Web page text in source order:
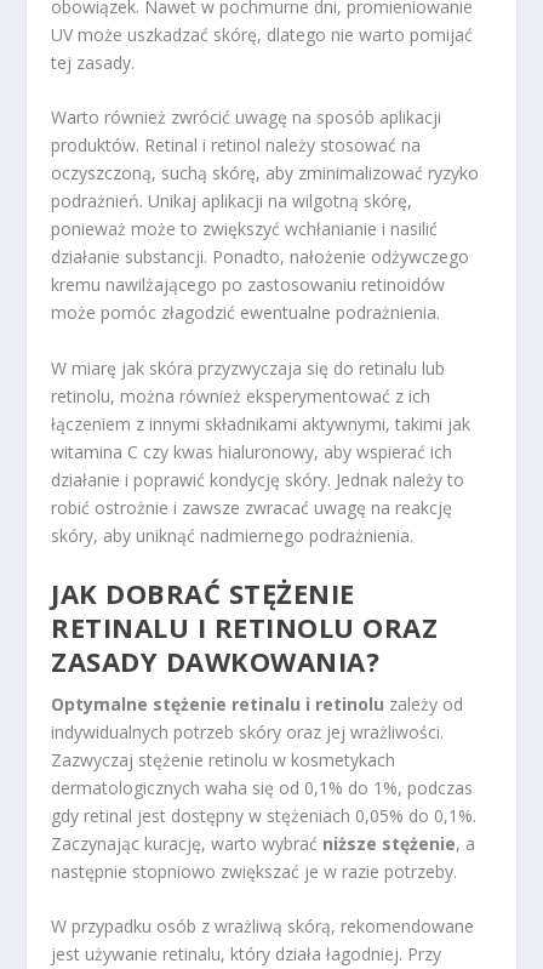
obowiązek. Nawet w pochmurne dni, promieniowanie
UV może uszkadzać skórę, dlatego nie warto pomijać
tej zasady.
Warto również zwrócić uwagę na sposób aplikacji
produktów. Retinal i retinol należy stosować na
oczyszczoną, suchą skórę, aby zminimalizować ryzyko
podrażnień. Unikaj aplikacji na wilgotną skórę,
ponieważ może to zwiększyć wchłanianie i nasilić
działanie substancji. Ponadto, nałożenie odżywczego
kremu nawilżającego po zastosowaniu retinoidów
może pomóc złagodzić ewentualne podrażnienia.
W miarę jak skóra przyzwyczaja się do retinalu lub
retinolu, można również eksperymentować z ich
łączeniem z innymi składnikami aktywnymi, takimi jak
witamina C czy kwas hialuronowy, aby wspierać ich
działanie i poprawić kondycję skóry. Jednak należy to
robić ostrożnie i zawsze zwracać uwagę na reakcję
skóry, aby uniknąć nadmiernego podrażnienia.
JAK DOBRAĆ STĘŻENIE
RETINALU I RETINOLU ORAZ
ZASADY DAWKOWANIA?
Optymalne stężenie retinalu i retinolu zależy od
indywidualnych potrzeb skóry oraz jej wrażliwości.
Zazwyczaj stężenie retinolu w kosmetykach
dermatologicznych waha się od 0,1% do 1%, podczas
gdy retinal jest dostępny w stężeniach 0,05% do 0,1%.
Zaczynając kurację, warto wybrać niższe stężenie, a
następnie stopniowo zwiększać je w razie potrzeby.
W przypadku osób z wrażliwą skórą, rekomendowane
jest używanie retinalu, który działa łagodniej. Przy